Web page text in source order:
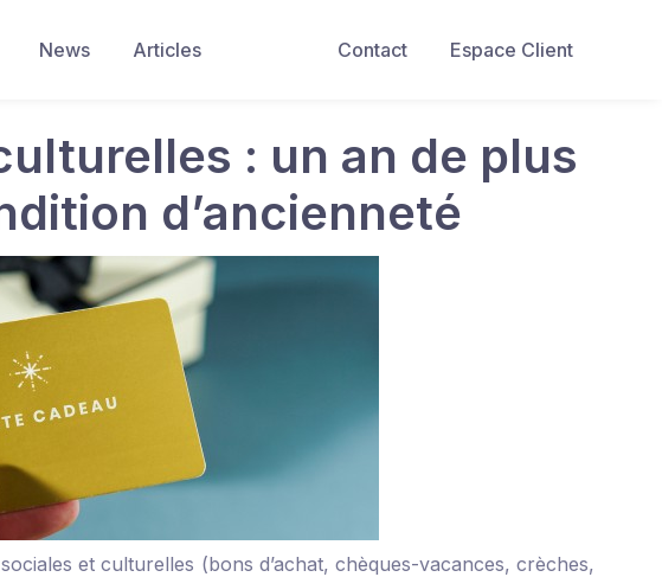
Contact
Espace Client
News Articles
: un an de plus
d’ancienneté
et culturelles (bons d’achat, chèques-vacances, crèches,